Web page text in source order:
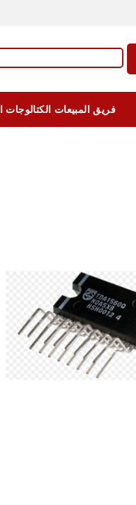
الكتالوجات فريق المبيعات